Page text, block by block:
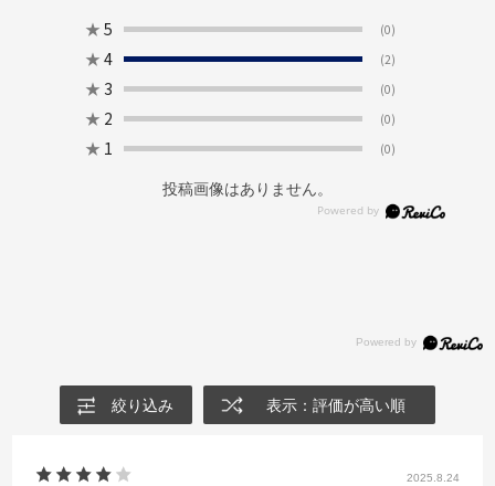
★ 5 (0)
★ 4 (2)
★ 3 (0)
★ 2 (0)
★ 1 (0)
投稿画像はありません。
絞り込み 表示：評価が高い順
2025.8.24